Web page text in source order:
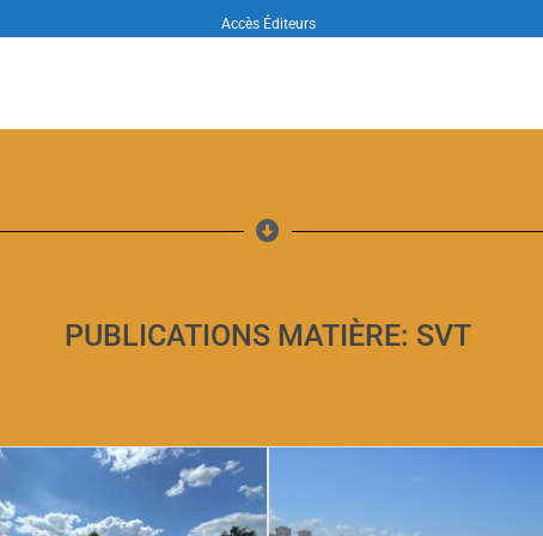
Accès Éditeurs
PUBLICATIONS MATIÈRE: SVT